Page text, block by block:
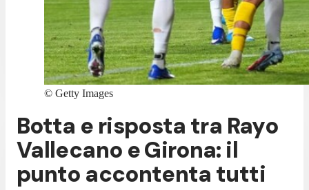
© Getty Images
Botta e risposta tra Rayo
Vallecano e Girona: il
punto accontenta tutti